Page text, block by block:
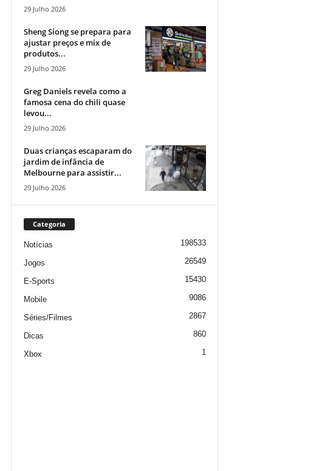
29 Julho 2026
Sheng Siong se prepara para
ajustar preços e mix de
produtos...
29 Julho 2026
Greg Daniels revela como a
famosa cena do chili quase
levou...
29 Julho 2026
Duas crianças escaparam do
jardim de infância de
Melbourne para assistir...
29 Julho 2026
Categoria
Notícias 198533
Jogos 26549
E-Sports 15430
Mobile 9086
Séries/Filmes 2867
Dicas 860
Xbox 1